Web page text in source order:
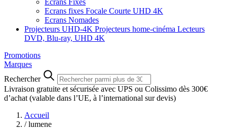
Ecrans Fixes
Ecrans fixes Focale Courte UHD 4K
Ecrans Nomades
Projecteurs UHD-4K Projecteurs home-cinéma Lecteurs
DVD, Blu-ray, UHD 4K
Promotions
Marques
Rechercher
Livraison gratuite et sécurisée avec UPS ou Colissimo dès 300€
d’achat (valable dans l’UE, à l’international sur devis)
Accueil
/ lumene